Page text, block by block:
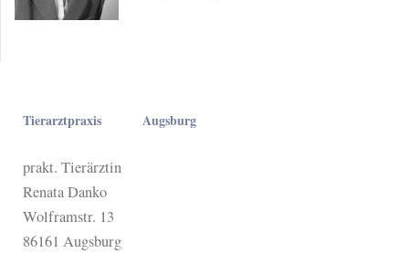
Tierarztpraxis Augsburg
prakt. Tierärztin
Renata Danko
Wolframstr. 13
86161 Augsburg